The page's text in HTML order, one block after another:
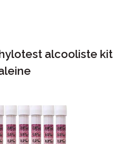
alcooliste kit